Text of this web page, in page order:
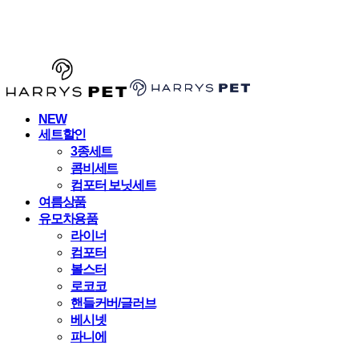
NEW
세트할인
3종세트
콤비세트
컴포터 보닛세트
여름상품
유모차용품
라이너
컴포터
볼스터
로코코
핸들커버/글러브
베시넷
파니에